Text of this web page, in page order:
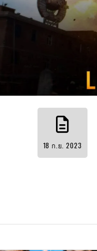
18 ก.ย. 2023